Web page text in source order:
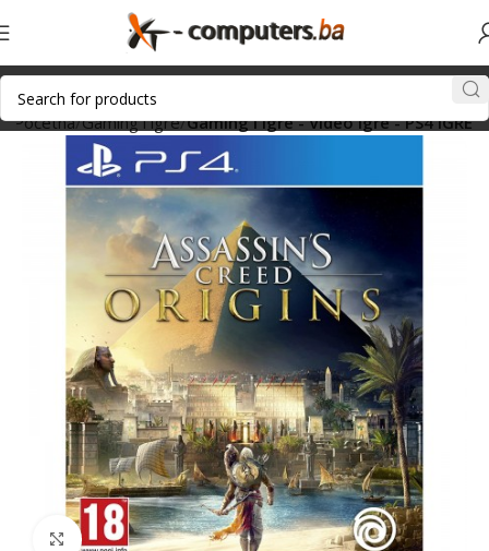
Početna Gaming i igre Gaming i igre - Video igre - PS4 IGRE
Click to enlarge